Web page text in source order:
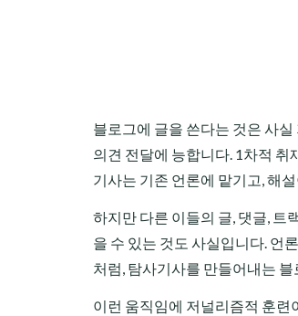
블로그에 글을 쓴다는 것은 사
의견 전달에 능합니다. 1차적
기사는 기존 언론에 맡기고, 해
하지만 다른 이들의 글, 댓글, 트
을 수 있는 것도 사실입니다. 언
처럼, 탐사기사를 만들어내는
이런 움직임에 저널리즘적 훈련